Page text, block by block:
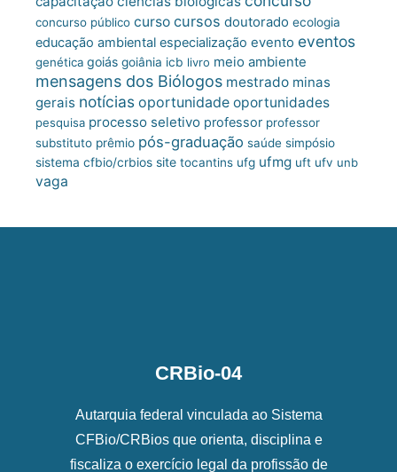
concurso público curso cursos doutorado ecologia
educação ambiental especialização evento eventos
genética goiás goiânia icb livro meio ambiente
mensagens dos Biólogos mestrado minas
gerais notícias oportunidade oportunidades
pesquisa processo seletivo professor professor
substituto prêmio pós-graduação saúde simpósio
sistema cfbio/crbios site tocantins ufg ufmg uft ufv unb
vaga
CRBio-04
Autarquia federal vinculada ao Sistema
CFBio/CRBios que orienta, disciplina e
fiscaliza o exercício legal da profissão de